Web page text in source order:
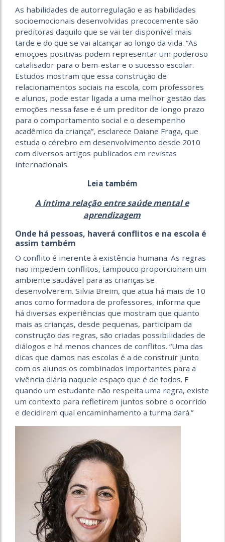
As habilidades de autorregulação e as habilidades
socioemocionais desenvolvidas precocemente são
preditoras daquilo que se vai ter disponível mais
tarde e do que se vai alcançar ao longo da vida. “As
emoções positivas podem representar um poderoso
catalisador para o bem-estar e o sucesso escolar.
Estudos mostram que essa construção de
relacionamentos sociais na escola, com professores
e alunos, pode estar ligada a uma melhor gestão das
emoções nessa fase e é um preditor de longo prazo
para o comportamento social e o desempenho
acadêmico da criança”, esclarece Daiane Fraga, que
estuda o cérebro em desenvolvimento desde 2010
com diversos artigos publicados em revistas
internacionais.
Leia também
A íntima relação entre saúde mental e
aprendizagem
Onde há pessoas, haverá conflitos e na escola é
assim também
O conflito é inerente à existência humana. As regras
não impedem conflitos, tampouco proporcionam um
ambiente saudável para as crianças se
desenvolverem. Silvia Breim, que atua há mais de 10
anos como formadora de professores, informa que
há diversas experiências que mostram que quanto
mais as crianças, desde pequenas, participam da
construção das regras, são criadas possibilidades de
diálogos e há menos chances de conflitos. “Uma das
dicas que damos nas escolas é a de construir junto
com os alunos os combinados importantes para a
vivência diária naquele espaço que é de todos. E
quando um estudante não respeita uma regra, existe
um contexto para refletirem juntos sobre o ocorrido
e decidirem qual encaminhamento a turma dará.”